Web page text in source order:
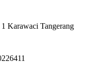
Karawaci Tangerang